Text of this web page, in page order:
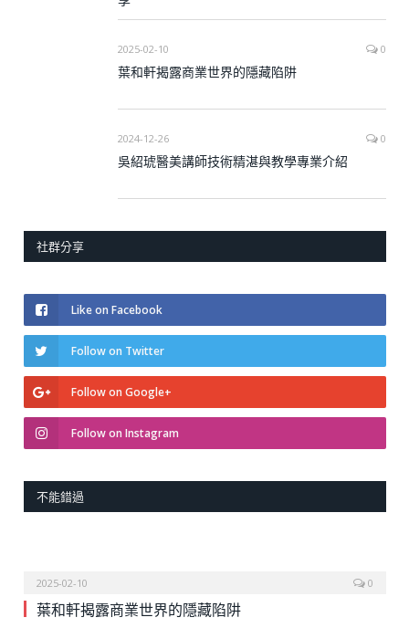
2025-02-10 0
葉和軒揭露商業世界的隱藏陷阱
2024-12-26 0
吳紹琥醫美講師技術精湛與教學專業介紹
社群分享
Like on Facebook
Follow on Twitter
Follow on Google+
Follow on Instagram
不能錯過
2025-02-10 0
葉和軒揭露商業世界的隱藏陷阱